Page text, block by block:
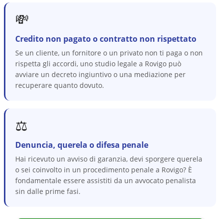
💸
Credito non pagato o contratto non rispettato
Se un cliente, un fornitore o un privato non ti paga o non
rispetta gli accordi, uno studio legale a Rovigo può
avviare un decreto ingiuntivo o una mediazione per
recuperare quanto dovuto.
⚖️
Denuncia, querela o difesa penale
Hai ricevuto un avviso di garanzia, devi sporgere querela
o sei coinvolto in un procedimento penale a Rovigo? È
fondamentale essere assistiti da un avvocato penalista
sin dalle prime fasi.